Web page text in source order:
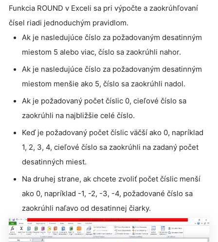
Funkcia ROUND v Exceli sa pri výpočte a zaokrúhľovaní
čísel riadi jednoduchým pravidlom.
Ak je nasledujúce číslo za požadovaným desatinným
miestom 5 alebo viac, číslo sa zaokrúhli nahor.
Ak je nasledujúce číslo za požadovaným desatinným
miestom menšie ako 5, číslo sa zaokrúhli nadol.
Ak je požadovaný počet číslic 0, cieľové číslo sa
zaokrúhli na najbližšie celé číslo.
Keď je požadovaný počet číslic väčší ako 0, napríklad
1, 2, 3, 4, cieľové číslo sa zaokrúhli na zadaný počet
desatinných miest.
Na druhej strane, ak chcete zvoliť počet číslic menší
ako 0, napríklad -1, -2, -3, -4, požadované číslo sa
zaokrúhli naľavo od desatinnej čiarky.